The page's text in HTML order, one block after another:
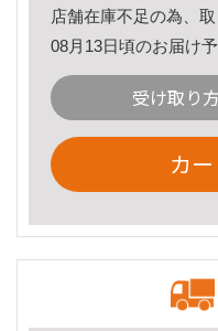
店舗在庫不足の為、
08月13日頃のお届け予
受け取り
カ